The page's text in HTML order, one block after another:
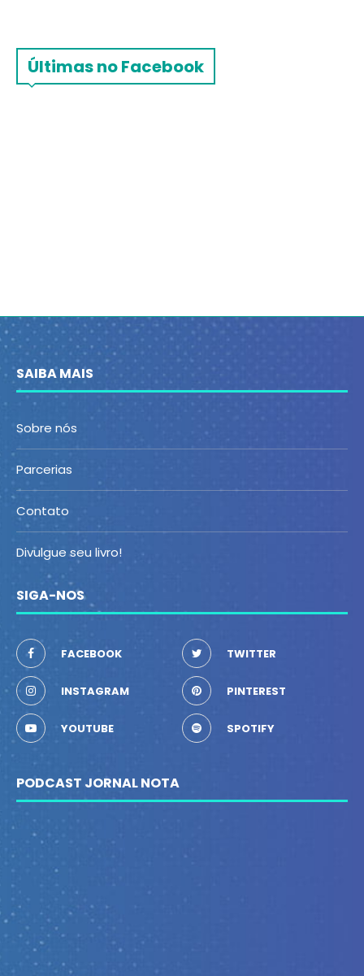
Últimas no Facebook
SAIBA MAIS
Sobre nós
Parcerias
Contato
Divulgue seu livro!
SIGA-NOS
FACEBOOK TWITTER
INSTAGRAM PINTEREST
YOUTUBE SPOTIFY
PODCAST JORNAL NOTA